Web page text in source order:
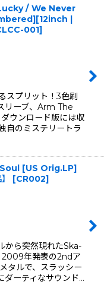
/ We Never
|
001]
スプリット！3色刷
リーブ、Arm The
ウンロード版には収
のミステリートラ
[US Orig.LP]
[CR002]
から突然現れたSka-
年発表の2ndア
タルで、スラッシー
ダーティなサウンド…